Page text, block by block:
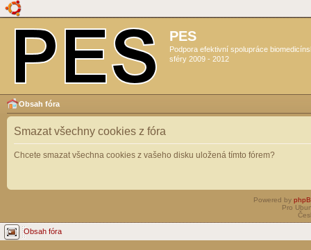
PES
Podpora efektivní spolupráce
sféry 2009 - 2012
Obsah fóra
Smazat všechny cookies z fóra
Chcete smazat všechna cookies z vašeho disku uložená tímto fórem?
Powered by
Pro
Obsah fóra